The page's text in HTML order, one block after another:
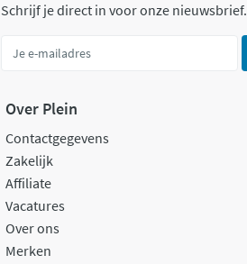
Schrijf je direct in voor onze nieuwsbrief.
Over Plein
Contactgegevens
Zakelijk
Affiliate
Vacatures
Over ons
Merken